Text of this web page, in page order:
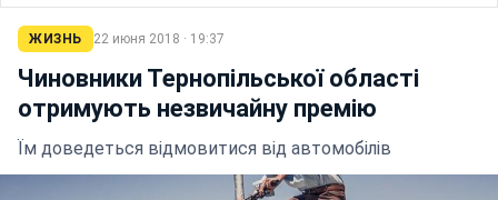
ЖИЗНЬ 22 июня 2018 · 19:37
Чиновники Тернопільської області
отримують незвичайну премію
Їм доведеться відмовитися від автомобілів